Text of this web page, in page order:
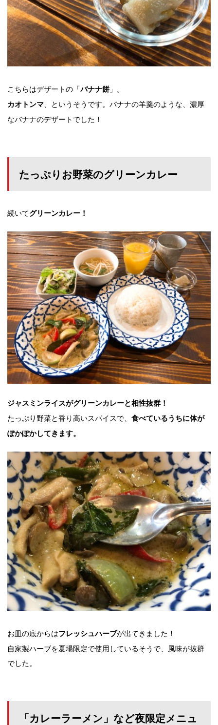
こちらはデザートの「バナナ餅 」。
カオトンマ 、というそうです。バナナの羊羹のような、濃厚
なバナナのデザートでした！
たっぷりお野菜のグリーンカレー
続いてグリーンカレー！
ジャスミンライスがグリーンカレーと相性抜群！
たっぷり野菜と香り高いスパイスで、 食べているうちに体が
ぽかぽかしてきます。
お皿の底からはフレッシュハーブが出てきました！
自家製ハーブを夏場限定で使用しているそうで、風味が抜群
でした。
「カレーラーメン」など夜限定メニュ